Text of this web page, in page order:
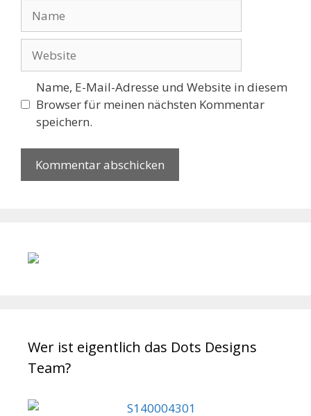
Name, E-Mail-Adresse und Website in diesem
Browser für meinen nächsten Kommentar
speichern.
Wer ist eigentlich das Dots Designs
Team?